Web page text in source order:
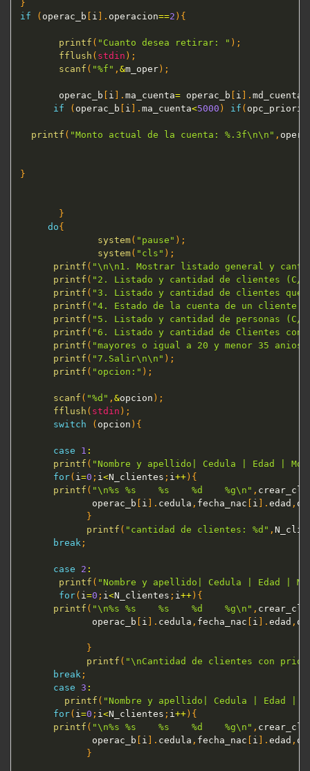
}
if
( operac_b i . operacion==2 ) {
printf ( "Cuanto desea retirar: " ) ;
fflush ( stdin ) ;
scanf ( "%f" , &m_oper ) ;
       operac_b
i . ma_cuenta= operac_b i . md_cuenta
if
( operac_b i . ma_cuenta<5000 ) if (
printf ( "Monto actual de la cuenta: %.3f\n\n" ,
}
}
do{
system( "pause" ) ;
system( "cls" ) ;
printf ( "\n\n1. Mostrar listado general y
printf ( "2. Listado y cantidad de clientes (C/
printf ( "3. Listado y cantidad de clientes que
printf ( "4. Estado de la cuenta de un cliente
printf ( "5. Listado y cantidad de personas (C/
printf ( "6. Listado y cantidad de Clientes con
printf ( "mayores o igual a 20 y menor 35 anios
printf ( "7.Salir\n\n" ) ;
printf ( "opcion:" ) ;
scanf ( "%d" , &opcion ) ;
fflush ( stdin ) ;
switch
( opcion ) {
case 1 :
printf ( "Nombre y apellido| Cedula | Edad |
for( i=0 ; i<N_clientes ; i++ ) {
printf ( "\n%s %s    %s    %d    %g\n" ,
             operac_b
i . cedula , fecha_nac i . edad ,
}
printf ( "cantidad de clientes: %d" ,
break ;
case 2 :
printf ( "Nombre y apellido| Cedula | Edad |
for( i=0 ; i<N_clientes ; i++ ) {
printf ( "\n%s %s    %s    %d    %g\n" ,
             operac_b
i . cedula , fecha_nac i . edad ,
}
printf ( "\nCantidad de clientes con
break ;
case 3 :
printf ( "Nombre y apellido| Cedula | Edad |
for( i=0 ; i<N_clientes ; i++ ) {
printf ( "\n%s %s    %s    %d    %g\n" ,
             operac_b
i . cedula , fecha_nac i . edad ,
}